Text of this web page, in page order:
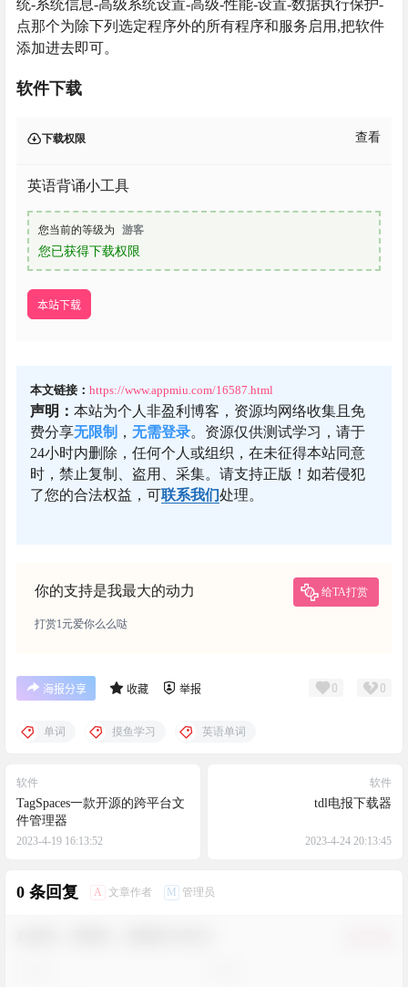
统-系统信息-高级系统设置-高级-性能-设置-数据执行保护-
点那个为除下列选定程序外的所有程序和服务启用,把软件
添加进去即可。
软件下载
下载权限 查看
英语背诵小工具
您当前的等级为 游客
您已获得下载权限
本站下载
本文链接： https://www.appmiu.com/16587.html
声明： 本站为个人非盈利博客，资源均网络收集且免
费分享无限制 ， 无需登录。资源仅供测试学习，请于
24小时内删除，任何个人或组织，在未征得本站同意
时，禁止复制、盗用、采集。请支持正版！如若侵犯
了您的合法权益，可联系我们处理。
你的支持是我最大的动力 给TA打赏
打赏1元爱你么么哒
海报分享 收藏 举报 0 0
单词 摸鱼学习 英语单词
软件
TagSpaces一款开源的跨平台文
件管理器
2023-4-19 16:13:52
软件
tdl电报下载器
2023-4-24 20:13:45
0 条回复 A 文章作者 M 管理员